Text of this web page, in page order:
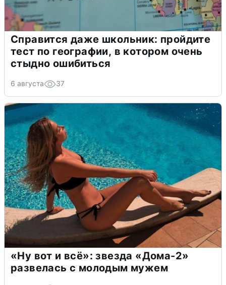
Справится даже школьник: пройдите
тест по географии, в котором очень
стыдно ошибиться
6 августа 37
«Ну вот и всё»: звезда «Дома-2»
развелась с молодым мужем